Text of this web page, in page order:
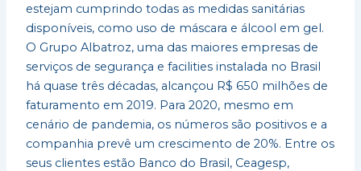
estejam cumprindo todas as medidas sanitárias
disponíveis, como uso de máscara e álcool em gel.
O Grupo Albatroz, uma das maiores empresas de
serviços de segurança e facilities instalada no Brasil
há quase três décadas, alcançou R$ 650 milhões de
faturamento em 2019. Para 2020, mesmo em
cenário de pandemia, os números são positivos e a
companhia prevê um crescimento de 20%. Entre os
seus clientes estão Banco do Brasil, Ceagesp,